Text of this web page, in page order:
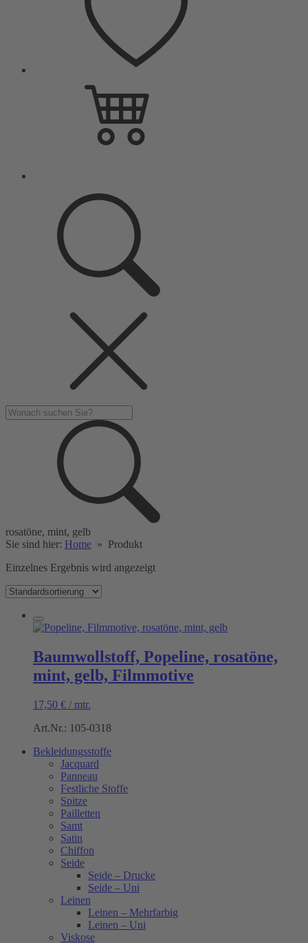
rosatöne, mint, gelb
Sie sind hier: Home » Produkt
Einzelnes Ergebnis wird angezeigt
Baumwollstoff, Popeline, rosatöne,
mint, gelb, Filmmotive
17,50 € / mtr.
Art.Nr.: 105-0318
Bekleidungsstoffe
Jacquard
Panneau
Festliche Stoffe
Spitze
Pailletten
Samt
Satin
Chiffon
Seide
Seide – Drucke
Seide – Uni
Leinen
Leinen – Mehrfarbig
Leinen – Uni
Viskose